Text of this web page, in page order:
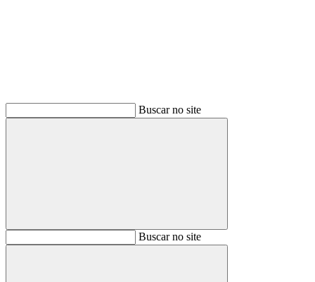
Buscar no site
BuscarBuscar no site